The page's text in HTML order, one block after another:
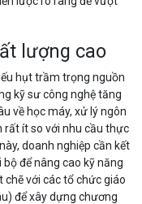
lượng cao
hụt trầm trọng nguồn
kỹ sư công nghệ tăng
về học máy, xử lý ngôn
rất ít so với nhu cầu thực
doanh nghiệp cần kết
để nâng cao kỹ năng
chẽ với các tổ chức giáo
để xây dựng chương